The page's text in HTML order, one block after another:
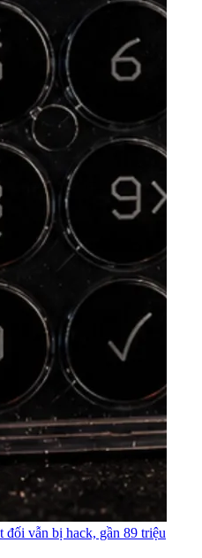
đối vẫn bị hack, gần 89 triệu